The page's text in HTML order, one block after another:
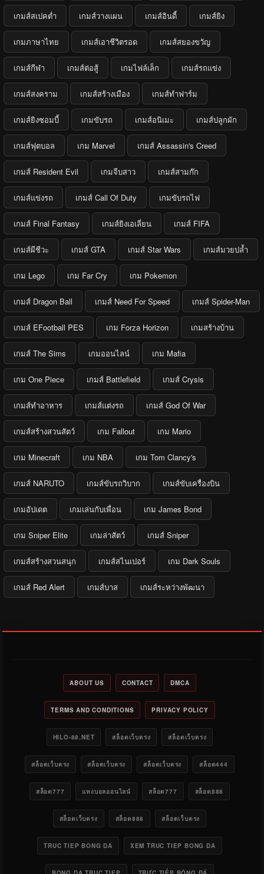
เกมส์สเปคต่ำ เกมส์วางแผน เกมส์อินดี้ เกมส์ยิง
เกมภาษาไทย เกมส์เอาชีวิตรอด เกมส์สยองขวัญ
เกมส์กีฬา เกมส์ต่อสู้ เกมไฟล์เล็ก เกมส์รถแข่ง
เกมส์สงคราม เกมส์สร้างเมือง เกมส์ทำฟาร์ม
เกมส์ยิงซอมบี้ เกมขับรถ เกมส์อนิเมะ เกมส์ปลูกผัก
เกมส์ฟุตบอล เกม Marvel เกมส์ Assassin's Creed
เกมส์ Resident Evil เกมจีบสาว เกมส์สามก๊ก
เกมส์แข่งรถ เกมส์ Call Of Duty เกมขับรถไฟ
เกมส์ Final Fantasy เกมส์ยิงเอเลี่ยน เกมส์ FIFA
เกมส์ผีชีวะ เกมส์ GTA เกมส์ Star Wars เกมส์มวยปล้ำ
เกม Lego เกม Far Cry เกม Pokemon
เกมส์ Dragon Ball เกมส์ Need For Speed เกมส์ Spider-Man
เกมส์ EFootball PES เกม Forza Horizon เกมสร้างบ้าน
เกมส์ The Sims เกมออนไลน์ เกม Mafia
เกม One Piece เกมส์ Battlefield เกมส์ Crysis
เกมส์ทำอาหาร เกมส์แต่งรถ เกมส์ God Of War
เกมส์สร้างสวนสัตว์ เกม Fallout เกม Mario
เกม Minecraft เกม NBA เกม Tom Clancy's
เกมส์ NARUTO เกมส์ขับรถวิบาก เกมส์ขับเครื่องบิน
เกมอัปเดต เกมเล่นกับเพื่อน เกม James Bond
เกม Sniper Elite เกมล่าสัตว์ เกมส์ Sniper
เกมส์สร้างสวนสนุก เกมส์สไนเปอร์ เกม Dark Souls
เกมส์ Red Alert เกมส์บาส เกมส์ระหว่างพัฒนา
ABOUT US CONTACT DMCA
TERMS AND CONDITIONS PRIVACY POLICY
HILO-88.NET สล็อตเว็บตรง สล็อตเว็บตรง
สล็อตเว็บตรง สล็อตเว็บตรง สล็อตเว็บตรง สล็อต444
สล็อต777 แทงบอลออนไลน์ สล็อต777 สล็อต888
สล็อตเว็บตรง สล็อต888 สล็อตเว็บตรง
TRUC TIEP BONG DA XEM TRUC TIEP BONG DA